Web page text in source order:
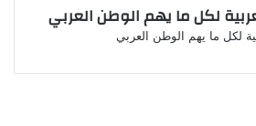
لكل ما يهم الوطن العربي